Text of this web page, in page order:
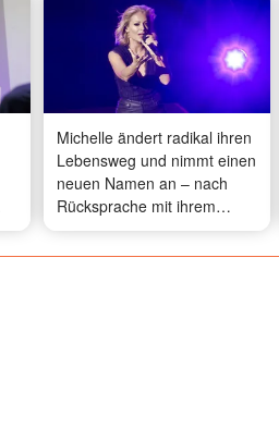
Michelle ändert radikal ihren
Lebensweg und nimmt einen
neuen Namen an – nach
Rücksprache mit ihrem
„geistigen Team"